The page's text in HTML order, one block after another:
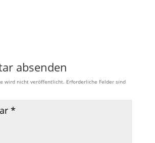
absenden
wird nicht veröffentlicht. Erforderliche Felder sind